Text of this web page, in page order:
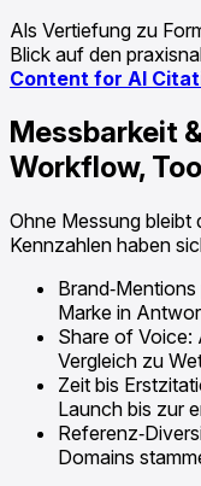
Als Vertiefung zu
Blick auf den
Content for AI
Messbarkeit
Workflow,
Ohne Messung bleibt
Kennzahlen haben
Marke in
Share of Voice:
Vergleich zu
Zeit bis
Launch bis zur
Domains